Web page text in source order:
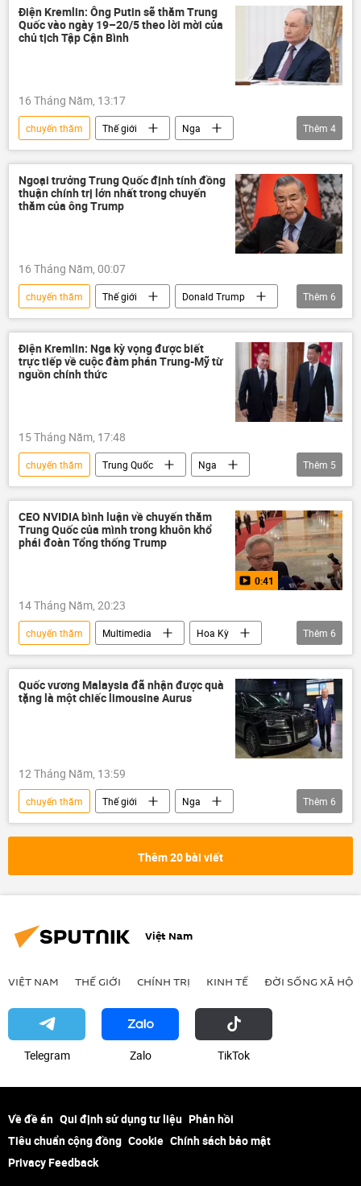
Trung Quốc
Chủ tịch nước
Tập Cận Bình
nhà lãnh đạo
Lebanon
Điện Kremlin: Ông Putin sẽ thăm Trung
Quốc vào ngày 19–20/5 theo lời mời của
chủ tịch Tập Cận Bình
16 Tháng Năm, 13:17
chuyến thăm Thế giới
Nga
Điện Kremlin
Vladimir Putin
Trung Quốc
Tập Cận Bình
Thêm 4
Ngoại trưởng Trung Quốc định tính đồng
thuận chính trị lớn nhất trong chuyến
thăm của ông Trump
16 Tháng Năm, 00:07
chuyến thăm Thế giới
Donald Trump
Hoa Kỳ
Trung Quốc
Tập Cận Bình
Bộ Ngoại giao Trung Quốc
Vương Nghị
Chính trị
Thêm 6
Điện Kremlin: Nga kỳ vọng được biết
trực tiếp về cuộc đàm phán Trung-Mỹ từ
nguồn chính thức
15 Tháng Năm, 17:48
chuyến thăm Trung Quốc
Nga
Hoa Kỳ
Vladimir Putin
Thế giới
Chính trị
Điện Kremlin
Thêm 5
CEO NVIDIA bình luận về chuyến thăm
Trung Quốc của mình trong khuôn khổ
phái đoàn Tổng thống Trump
0:41
14 Tháng Năm, 20:23
chuyến thăm Multimedia
Hoa Kỳ
Donald Trump
Trung Quốc
Huawei
chip điện tử
Thế giới
Video
Thêm 6
Quốc vương Malaysia đã nhận được quà
tặng là một chiếc limousine Aurus
12 Tháng Năm, 13:59
chuyến thăm Thế giới
Nga
Malaysia
Moskva
tặng quà
xe ô-tô
AURUS
Thêm 6
Thêm 20 bài viết
Việt Nam
VIỆT NAM THẾ GIỚI CHÍNH TRỊ KINH TẾ ĐỜI SỐNG XÃ HỘI
Telegram Zalo ТikТоk
Về đề án Qui định sử dụng tư liệu Phản hồi
Tiêu chuẩn cộng đồng Cookie Chính sách bảo mật
Privacy Feedback